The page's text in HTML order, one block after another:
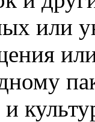
или
и